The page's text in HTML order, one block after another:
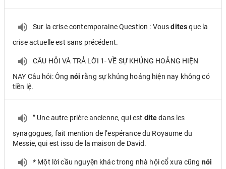
Sur la crise contemporaine Question : Vousditesque la
crise actuelle est sans précédent.
CÂU HỎI VÀ TRẢ LỜI 1- VỀ SỰ KHỦNG HOẢNG HIỆN
NAY Câu hỏi: Ông nói rằng sự khủng hoảng hiện nay không có
tiền lệ.
” Une autre prière ancienne, qui est ditedans les
synagogues, fait mention de l’espérance du Royaume du
Messie, qui est issu de la maison de David.
* Một lời cầu nguyện khác trong nhà hội cổ xưa cũng nói